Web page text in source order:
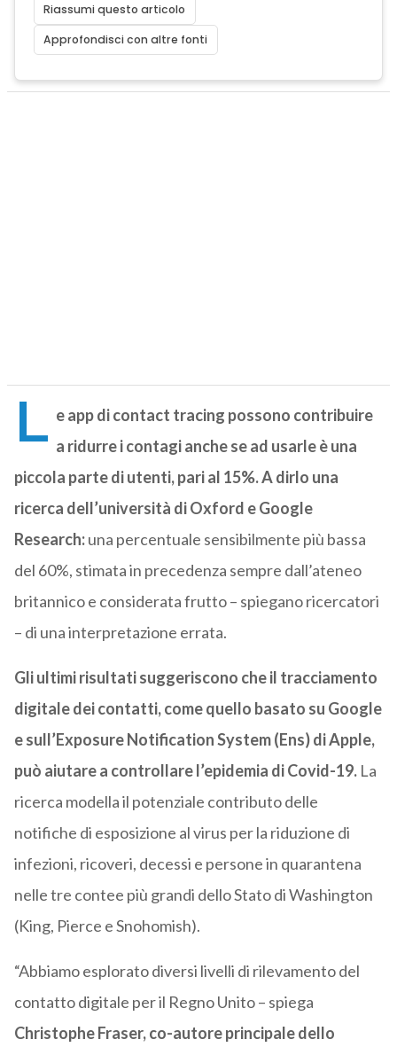
Riassumi questo articolo
Approfondisci con altre fonti
L e app di contact tracing possono contribuire
a ridurre i contagi anche se ad usarle è una
piccola parte di utenti, pari al 15%. A dirlo una
ricerca dell’università di Oxford e Google
Research:una percentuale sensibilmente più bassa
del 60%, stimata in precedenza sempre dall’ateneo
britannico e considerata frutto – spiegano ricercatori
– di una interpretazione errata.
Gli ultimi risultati suggeriscono che il tracciamento
digitale dei contatti, come quello basato su Google
e sull’Exposure Notification System (Ens) di Apple,
può aiutare a controllare l’epidemia di Covid-19.La
ricerca modella il potenziale contributo delle
notifiche di esposizione al virus per la riduzione di
infezioni, ricoveri, decessi e persone in quarantena
nelle tre contee più grandi dello Stato di Washington
(King, Pierce e Snohomish).
“Abbiamo esplorato diversi livelli di rilevamento del
contatto digitale per il Regno Unito – spiega
Christophe Fraser, co-autore principale dello